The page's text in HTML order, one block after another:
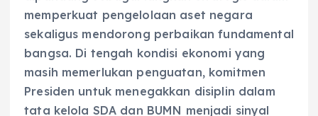
memperkuat pengelolaan aset negara
sekaligus mendorong perbaikan fundamental
bangsa. Di tengah kondisi ekonomi yang
masih memerlukan penguatan, komitmen
Presiden untuk menegakkan disiplin dalam
tata kelola SDA dan BUMN menjadi sinyal